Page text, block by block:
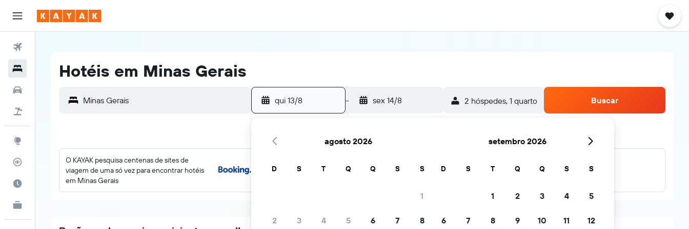
Rastreador de voos
Quando ir
Hotéis em Minas Gerais
qui 13/8 - sex 14/8 2 hóspedes, 1 quarto Buscar
O KAYAK pesquisa centenas de sites de
viagem de uma só vez para encontrar hotéis
em Minas Gerais
...e mais
agosto 2026
D S T Q Q S S
1
2 3 4 5 6 7 8
setembro 2026
D S T Q Q S S
1 2 3 4 5
6 7 8 9 10 11 12